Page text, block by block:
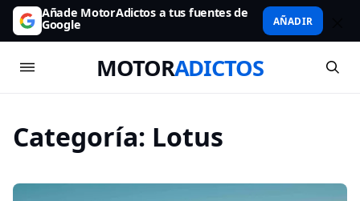
Añade MotorAdictos a tus fuentes de
Google AÑADIR
MOTORADICTOS
Categoría: Lotus